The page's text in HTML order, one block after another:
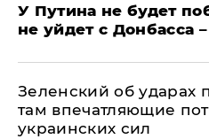
У Путина не будет
не уйдет с Донбасса
Зеленский об ударах
там впечатляющие
украинских сил